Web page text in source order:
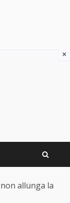
allunga la
×